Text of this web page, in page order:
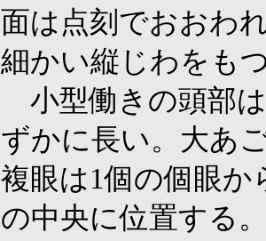
面は点刻でおおわ
細かい縦じわをも
小型働きの頭部
ずかに長い。大あ
複眼は1個の個眼か
の中央に位置する